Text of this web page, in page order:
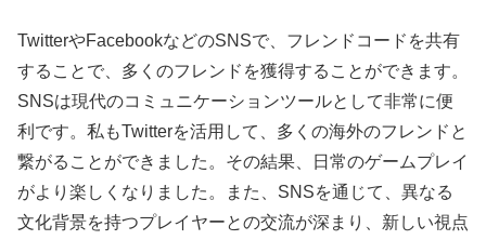
TwitterやFacebookなどのSNSで、フレンドコードを共有
することで、多くのフレンドを獲得することができます。
SNSは現代のコミュニケーションツールとして非常に便
利です。私もTwitterを活用して、多くの海外のフレンドと
繋がることができました。その結果、日常のゲームプレイ
がより楽しくなりました。また、SNSを通じて、異なる
文化背景を持つプレイヤーとの交流が深まり、新しい視点